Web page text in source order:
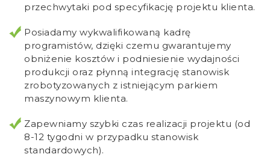
przechwytaki pod specyfikację projektu klienta.
Posiadamy wykwalifikowaną kadrę
programistów, dzięki czemu gwarantujemy
obniżenie kosztów i podniesienie wydajności
produkcji oraz płynną integrację stanowisk
zrobotyzowanych z istniejącym parkiem
maszynowym klienta.
Zapewniamy szybki czas realizacji projektu (od
8-12 tygodni w przypadku stanowisk
standardowych).